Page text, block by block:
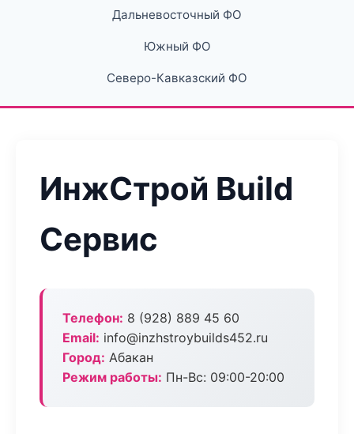
Дальневосточный ФО
Южный ФО
Северо-Кавказский ФО
ИнжСтрой Build
Сервис
Телефон: 8 (928) 889 45 60
Email: info@inzhstroybuilds452.ru
Город: Абакан
Режим работы: Пн-Вс: 09:00-20:00